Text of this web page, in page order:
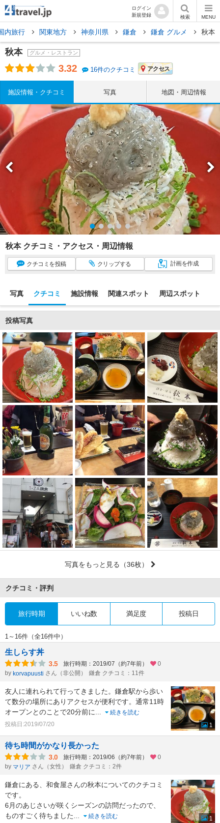
ログイン
新規登録
検索 MENU
内旅行 関東地方 神奈川県 鎌倉 鎌倉 グルメ 秋本
秋本 グルメ・レストラン
3.32 16件のクチコミ アクセス
施設情報・クチコミ 写真 地図・周辺情報
秋本 クチコミ・アクセス・周辺情報
クチコミ を投稿 クリップする 計画を作成
写真 クチコミ 施設情報 関連スポット 周辺スポット
投稿写真
写真をもっと見る （36枚）
クチコミ・評判
旅行時期 いいね数 満足度 投稿日
1～16件（全16件中）
生しらす丼
3.5 旅行時期：2019/07（約7年前）
0
by korvapuusti さん（非公開） 鎌倉 クチコミ：11件
友人に連れられて行ってきました。鎌倉駅から歩い
て数分の場所にありアクセスが便利です。通常11時
オープンとのことで20分前に...
続きを読む
投稿日:2019/07/20
1
待ち時間がかなり長かった
3.0 旅行時期：2019/06（約7年前）
0
by マリア さん（女性） 鎌倉 クチコミ：2件
鎌倉にある、和食屋さんの秋本についてのクチコミ
です。
6月のあじさいが咲くシーズンの訪問だったので、
ものすごく待ちました...
続きを読む
1